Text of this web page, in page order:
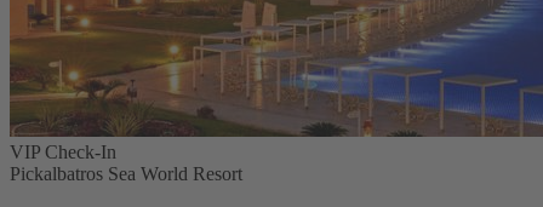
VIP Check-In
Pickalbatros Sea World Resort